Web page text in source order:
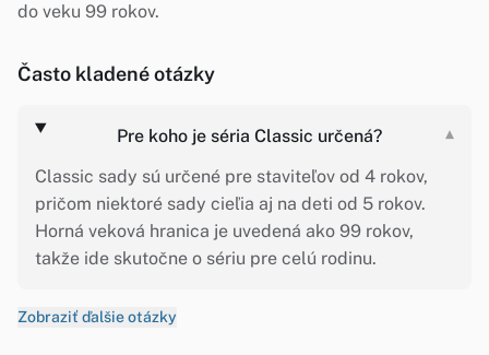
do veku 99 rokov.
Často kladené otázky
Pre koho je séria Classic určená?
▾
Classic sady sú určené pre staviteľov od 4 rokov,
pričom niektoré sady cieľia aj na deti od 5 rokov.
Horná veková hranica je uvedená ako 99 rokov,
takže ide skutočne o sériu pre celú rodinu.
Zobraziť ďalšie otázky